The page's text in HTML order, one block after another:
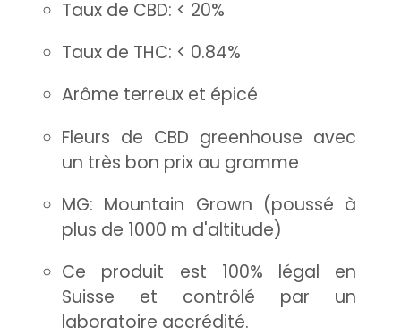
Taux de CBD: < 20%
Taux de THC: < 0.84%
Arôme terreux et épicé
Fleurs de CBD greenhouse avec
un très bon prix au gramme
MG: Mountain Grown (poussé à
plus de 1000 m d'altitude)
Ce produit est 100% légal en
Suisse et contrôlé par un
laboratoire accrédité.